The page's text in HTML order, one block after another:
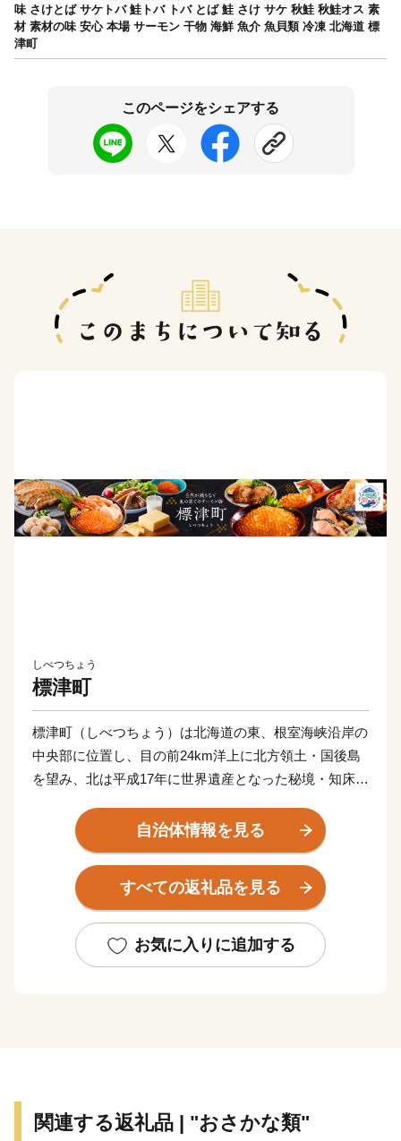
味 さけとば サケトバ 鮭トバ トバ とば 鮭 さけ サケ 秋鮭 秋鮭オス 素
材 素材の味 安心 本場 サーモン 干物 海鮮 魚介 魚貝類 冷凍 北海道 標
津町
このページをシェアする
しべつちょう
標津町
標津町（しべつちょう）は北海道の東、根室海峡沿岸の
中央部に位置し、目の前24km洋上に北方領土・国後島
を望み、北は平成17年に世界遺産となった秘境・知床半
による登録湿地となった原生花園と野鳥の宝庫・野付半
島に囲まれ、知床連山の裾野に広がる平野部には大酪農
郷が形成されるなど、風光明媚な地です。町の面積は
624.69平方キロメートル、地形は釧路湿原から広がる根
並みなど海、山、川、平野の多様な地勢を有し、北海道
らしい雄大で豊かな自然環境のもと、国内屈指の漁獲を
自治体情報を見る
すべての返礼品を見る
お気に入りに追加する
関連する返礼品 | "おさかな類"